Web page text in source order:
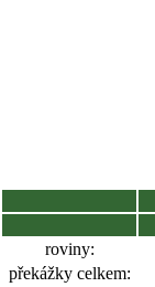
roviny:
překážky celkem: